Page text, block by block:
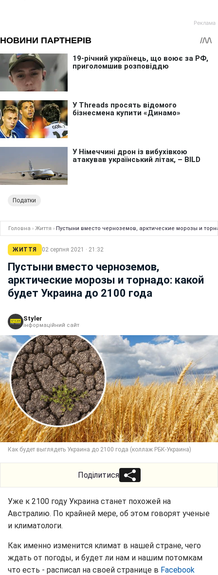
Податки
Головна › Життя › Пустыни вместо черноземов, арктические морозы и
ЖИТТЯ 02 серпня 2021 · 21:32
Пустыни вместо черноземов,
арктические морозы и торнадо: какой
будет Украина до 2100 года
Styler
інформаційний сайт
Как будет выглядеть Украина до 2100 года (коллаж РБК-Украина)
Поділитися
Уже к 2100 году Украина станет похожей на
Австралию. По крайней мере, об этом говорят ученые
и климатологи.
Как именно изменится климат в нашей стране, чего
ждать от погоды, и будет ли нам и нашим потомкам
что есть - расписал на своей странице в Facebook